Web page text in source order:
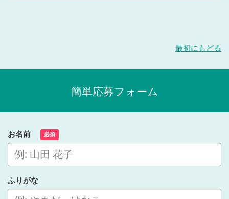
最初にもどる
簡単応募フォーム
お名前 必須
ふりがな